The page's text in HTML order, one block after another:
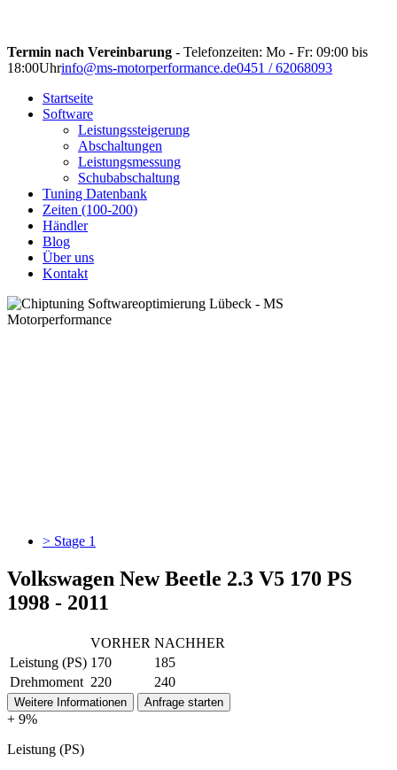
Termin nach Vereinbarung - Telefonzeiten: Mo - Fr: 09:00 bis
18:00Uhrinfo@ms-motorperformance.de0451 / 62068093
Startseite
Software
Leistungssteigerung
Abschaltungen
Leistungsmessung
Schubabschaltung
Tuning Datenbank
Zeiten (100-200)
Händler
Blog
Über uns
Kontakt
> Stage 1
Volkswagen New Beetle 2.3 V5 170 PS
1998 - 2011
VORHER NACHHER
Leistung (PS) 170
185
Drehmoment 220 240
Weitere Informationen Anfrage starten
+ 9%
Leistung (PS)